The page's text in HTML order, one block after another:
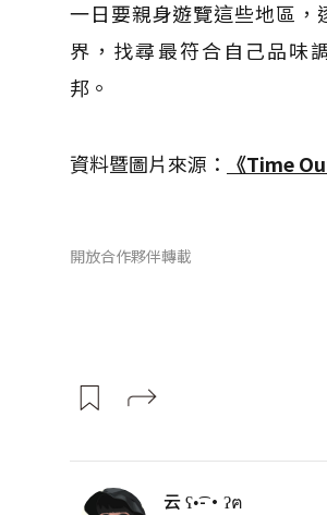
一日要親身遊覽這些地區，
界，找尋最符合自己品味
邦。
資料暨圖片來源： 《Time
開放合作夥伴轉載
云 ʕ•͡-•ʔฅ